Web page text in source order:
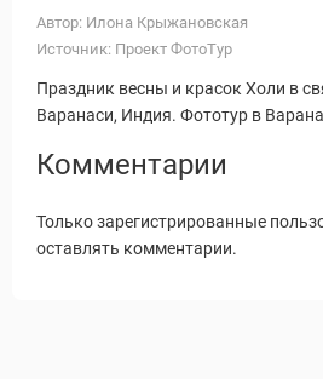
Автор: Илона Крыжановская
Источник: Проект ФотоТур
Праздник весны и красок Холи в
Варанаси, Индия. Фототур в
Комментарии
Только зарегистрированные
оставлять комментарии.